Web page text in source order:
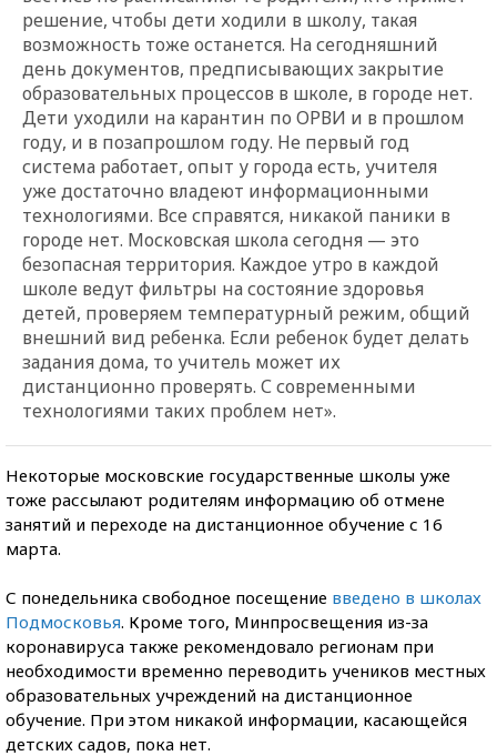
решение, чтобы дети ходили в школу, такая
возможность тоже останется. На сегодняшний
день документов, предписывающих закрытие
образовательных процессов в школе, в городе нет.
Дети уходили на карантин по ОРВИ и в прошлом
году, и в позапрошлом году. Не первый год
система работает, опыт у города есть, учителя
уже достаточно владеют информационными
технологиями. Все справятся, никакой паники в
городе нет. Московская школа сегодня — это
безопасная территория. Каждое утро в каждой
школе ведут фильтры на состояние здоровья
детей, проверяем температурный режим, общий
внешний вид ребенка. Если ребенок будет делать
задания дома, то учитель может их
дистанционно проверять. С современными
технологиями таких проблем нет».
Некоторые московские государственные школы уже
тоже рассылают родителям информацию об отмене
занятий и переходе на дистанционное обучение с 16
марта.
С понедельника свободное посещение введено в школах
Подмосковья. Кроме того, Минпросвещения из-за
коронавируса также рекомендовало регионам при
необходимости временно переводить учеников местных
образовательных учреждений на дистанционное
обучение. При этом никакой информации, касающейся
детских садов, пока нет.